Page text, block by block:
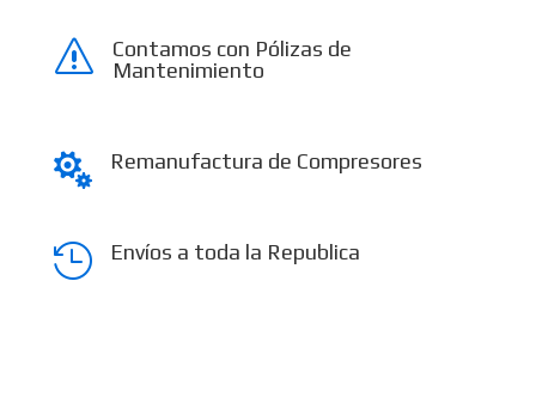
s
Contamos con Pólizas de
Mantenimiento
 Remanufactura de Compresores
 Envíos a toda la Republica